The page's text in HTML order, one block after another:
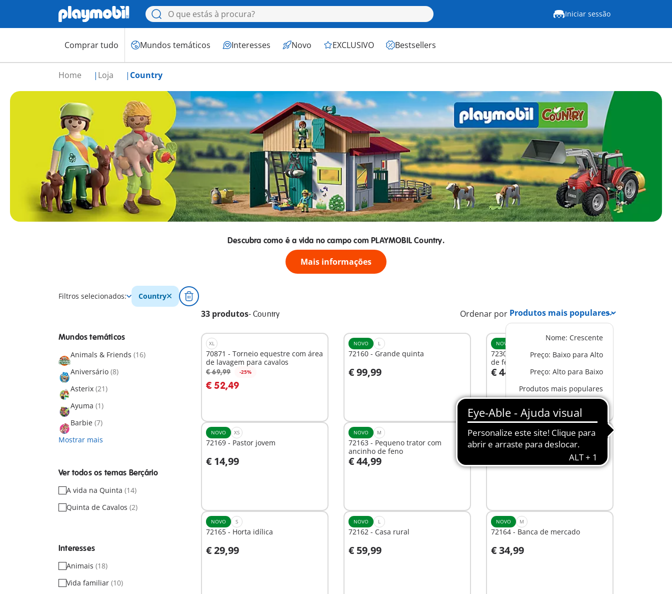
Iniciar sessão
Comprar tudo Mundos temáticos Interesses Novo EXCLUSIVO Bestsellers
Home Loja Country
Descubra como é a vida no campo com PLAYMOBIL Country.
Mais informações
Filtros selecionados: Country
33 produtos- Country Ordenar por
Nome: Crescente
Preço: Baixo para Alto
Preço: Alto para Baixo
Produtos mais populares
Mundos temáticos
Animals & Friends (16)
Aniversário (8)
Asterix (21)
Ayuma (1)
Barbie (7)
Mostrar mais
Ver todos os temas Berçário
A vida na Quinta (14)
Quinta de Cavalos (2)
Interesses
Animais (18)
Vida familiar (10)
XL
70871 - Torneio equestre com área
de lavagem para cavalos
€ 69,99 -25%
€ 52,49
NOVO L
72160 - Grande quinta
€ 99,99
Ao carrinho
NOVO
72305 - Trator grande com fardos
de feno
€ 44,99
Ao carrinho
NOVO XS
72169 - Pastor jovem
€ 14,99
Ao carrinho
NOVO M
72163 - Pequeno trator com
ancinho de feno
€ 44,99
Ao carrinho
NOVO XL
72161 - Grande trator com ceifeira
de batatas
Ao carrinho
NOVO S
72165 - Horta idílica
€ 29,99
Ao carrinho
NOVO L
72162 - Casa rural
€ 59,99
Ao carrinho
NOVO M
72164 - Banca de mercado
€ 34,99